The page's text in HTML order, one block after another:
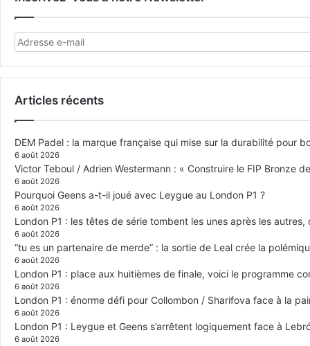
Articles récents
DEM Padel : la marque française qui mise sur la durabilité pour
6 août 2026
Victor Teboul / Adrien Westermann : « Construire le FIP Bronze
6 août 2026
Pourquoi Geens a-t-il joué avec Leygue au London P1 ?
6 août 2026
London P1 : les têtes de série tombent les unes après les autres,
6 août 2026
“tu es un partenaire de merde” : la sortie de Leal crée la
6 août 2026
London P1 : place aux huitièmes de finale, voici le programme
6 août 2026
London P1 : énorme défi pour Collombon / Sharifova face à la
6 août 2026
London P1 : Leygue et Geens s’arrêtent logiquement face à
6 août 2026